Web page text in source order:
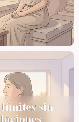
sin